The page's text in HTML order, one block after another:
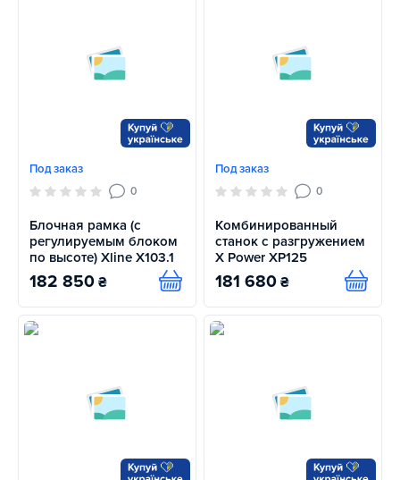
Под заказ
0
Блочная рамка (с
регулируемым блоком
по высоте) Xline X103.1
182 850 ₴ Купить
Под заказ
0
Комбинированный
станок с разгружением
X Power XP125
181 680 ₴ Купить